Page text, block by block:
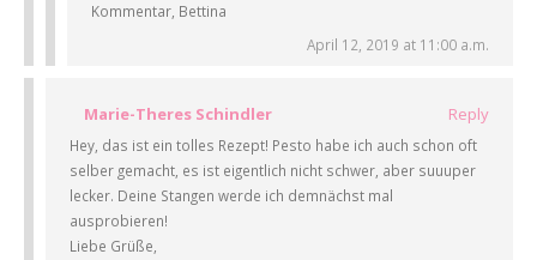
Kommentar, Bettina
April 12, 2019 at 11:00 a.m.
Marie-Theres Schindler Reply
Hey, das ist ein tolles Rezept! Pesto habe ich auch schon oft
selber gemacht, es ist eigentlich nicht schwer, aber suuuper
lecker. Deine Stangen werde ich demnächst mal
ausprobieren!
Liebe Grüße,